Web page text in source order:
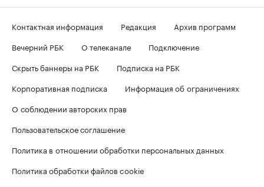
Контактная информация Редакция
Архив программ
Вечерний РБК
О телеканале
Подключение
Скрыть баннеры на РБК
Подписка на РБК
Корпоративная подписка
Информация об ограничениях
О соблюдении авторских прав
Пользовательское соглашение
Политика в отношении обработки персональных данных
Политика обработки файлов cookie